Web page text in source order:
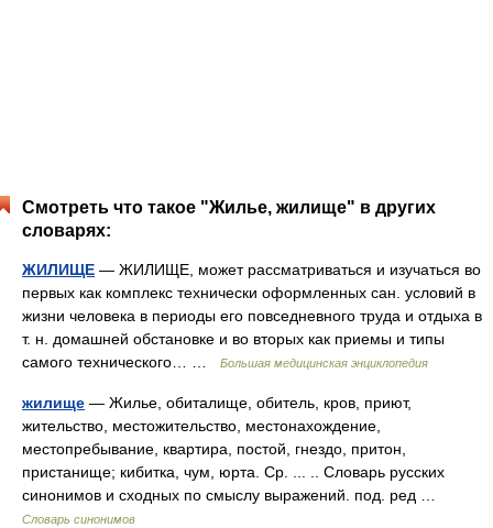
Смотреть что такое "Жилье, жилище" в других
словарях:
ЖИЛИЩЕ — ЖИЛИЩЕ, может рассматриваться и изучаться во
первых как комплекс технически оформленных сан. условий в
жизни человека в периоды его повседневного труда и отдыха в
т. н. домашней обстановке и во вторых как приемы и типы
самого технического… …
Большая медицинская энциклопедия
жилище — Жилье, обиталище, обитель, кров, приют,
жительство, местожительство, местонахождение,
местопребывание, квартира, постой, гнездо, притон,
пристанище; кибитка, чум, юрта. Ср. ... .. Словарь русских
синонимов и сходных по смыслу выражений. под. ред …
Словарь синонимов